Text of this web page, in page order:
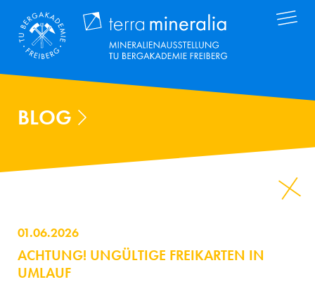
Inhalt
Terra
BLOG
01.06.2026
ACHTUNG! UNGÜLTIGE FREIKARTEN IN
UMLAUF